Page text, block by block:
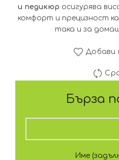
и педикюр осигурява
комфорт и прецизност
така и за
Добави
Бърза
Име